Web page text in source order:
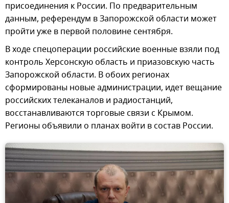
присоединения к России. По предварительным
данным, референдум в Запорожской области может
пройти уже в первой половине сентября.
В ходе спецоперации российские военные взяли под
контроль Херсонскую область и приазовскую часть
Запорожской области. В обоих регионах
сформированы новые администрации, идет вещание
российских телеканалов и радиостанций,
восстанавливаются торговые связи с Крымом.
Регионы объявили о планах войти в состав России.